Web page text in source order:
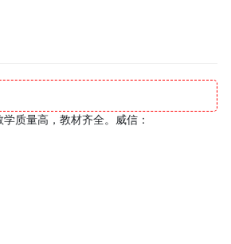
质量高，教材齐全。威信：